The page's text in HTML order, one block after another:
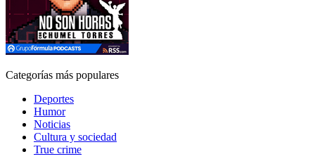
Categorías más populares
Deportes
Humor
Noticias
Cultura y sociedad
True crime